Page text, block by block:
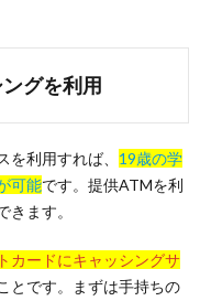
グを利用
利用すれば、 19歳の学
可能です。提供ATMを利
ます。
カードにキャッシングサ
とです。まずは手持ちの